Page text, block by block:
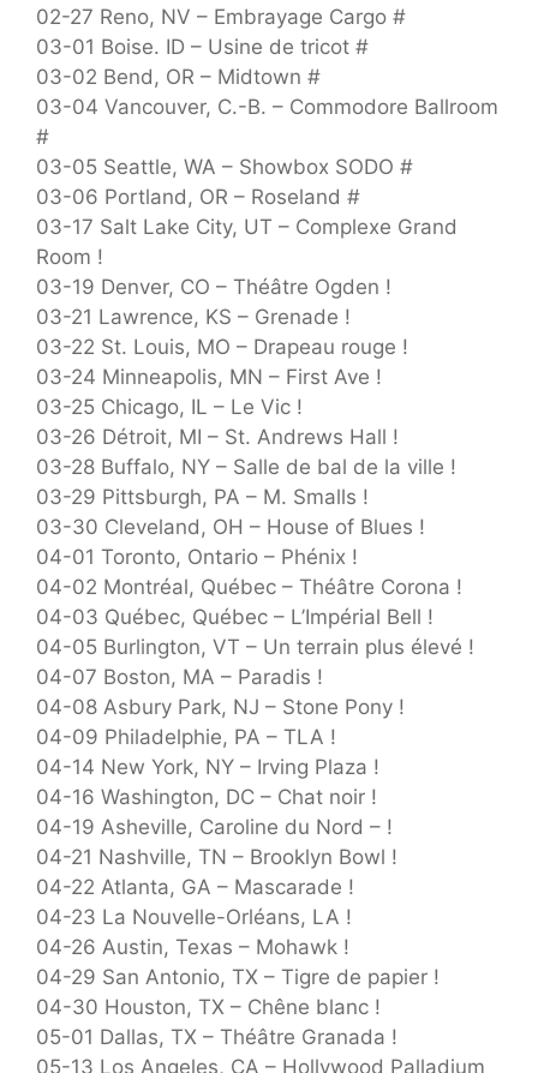
02-27 Reno, NV – Embrayage Cargo #
03-01 Boise. ID – Usine de tricot #
03-02 Bend, OR – Midtown #
03-04 Vancouver, C.-B. – Commodore Ballroom
#
03-05 Seattle, WA – Showbox SODO #
03-06 Portland, OR – Roseland #
03-17 Salt Lake City, UT – Complexe Grand
Room !
03-19 Denver, CO – Théâtre Ogden !
03-21 Lawrence, KS – Grenade !
03-22 St. Louis, MO – Drapeau rouge !
03-24 Minneapolis, MN – First Ave !
03-25 Chicago, IL – Le Vic !
03-26 Détroit, MI – St. Andrews Hall !
03-28 Buffalo, NY – Salle de bal de la ville !
03-29 Pittsburgh, PA – M. Smalls !
03-30 Cleveland, OH – House of Blues !
04-01 Toronto, Ontario – Phénix !
04-02 Montréal, Québec – Théâtre Corona !
04-03 Québec, Québec – L’Impérial Bell !
04-05 Burlington, VT – Un terrain plus élevé !
04-07 Boston, MA – Paradis !
04-08 Asbury Park, NJ – Stone Pony !
04-09 Philadelphie, PA – TLA !
04-14 New York, NY – Irving Plaza !
04-16 Washington, DC – Chat noir !
04-19 Asheville, Caroline du Nord – !
04-21 Nashville, TN – Brooklyn Bowl !
04-22 Atlanta, GA – Mascarade !
04-23 La Nouvelle-Orléans, LA !
04-26 Austin, Texas – Mohawk !
04-29 San Antonio, TX – Tigre de papier !
04-30 Houston, TX – Chêne blanc !
05-01 Dallas, TX – Théâtre Granada !
05-13 Los Angeles, CA – Hollywood Palladium